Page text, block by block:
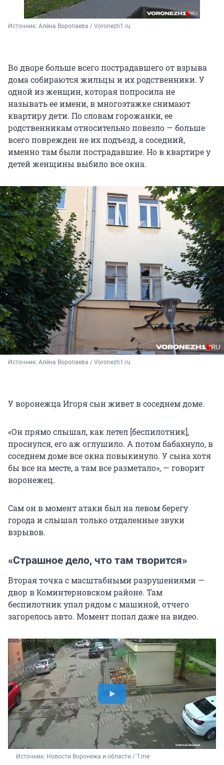
Источник: Алёна Воропаева / Voronezh1.ru
Во дворе больше всего пострадавшего от взрыва
дома собираются жильцы и их родственники. У
одной из женщин, которая попросила не
называть ее имени, в многоэтажке снимают
квартиру дети. По словам горожанки, ее
родственникам относительно повезло — больше
всего поврежден не их подъезд, а соседний,
именно там были пострадавшие. Но в квартире у
детей женщины выбило все окна.
Источник: Алёна Воропаева / Voronezh1.ru
У воронежца Игоря сын живет в соседнем доме.
«Он прямо слышал, как летел [беспилотник],
проснулся, его аж оглушило. А потом бабахнуло, в
соседнем доме все окна повыкинуло. У сына хотя
бы все на месте, а там все разметало», — говорит
воронежец.
Сам он в момент атаки был на левом берегу
города и слышал только отдаленные звуки
взрывов.
«Страшное дело, что там творится»
Вторая точка с масштабными разрушениями —
двор в Коминтерновском районе. Там
беспилотник упал рядом с машиной, отчего
загорелось авто. Момент попал даже на видео.
Источник: Новости Воронежа и области / T.me